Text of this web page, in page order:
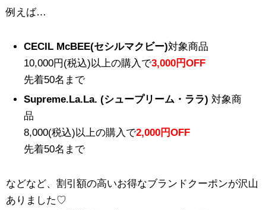
例えば…
CECIL McBEE(セシルマクビー)対象商品
10,000円(税込)以上の購入で3,000円OFF
先着50名まで
Supreme.La.La. (シュープリーム・ララ) 対象商
品
8,000(税込)以上の購入で2,000円OFF
先着50名まで
などなど、割引額の高いお得なブランドクーポンが沢山
ありました♡